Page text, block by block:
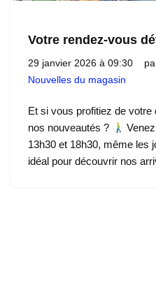
Votre rendez-vous
29 janvier 2026 à 09:30
Nouvelles du magasin
Et si vous profitiez de
nos nouveautés ?
13h30 et 18h30, même les
idéal pour découvrir nos